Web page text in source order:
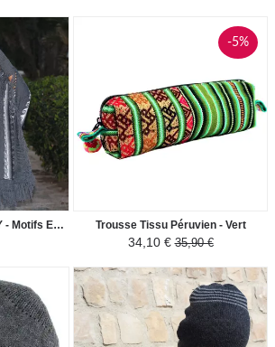
Poncho Alpaga JAYWAY - Motifs Ethniques - Gris
-5%
Trousse Tissu Péruvien - Vert
34,10 €35,90 €